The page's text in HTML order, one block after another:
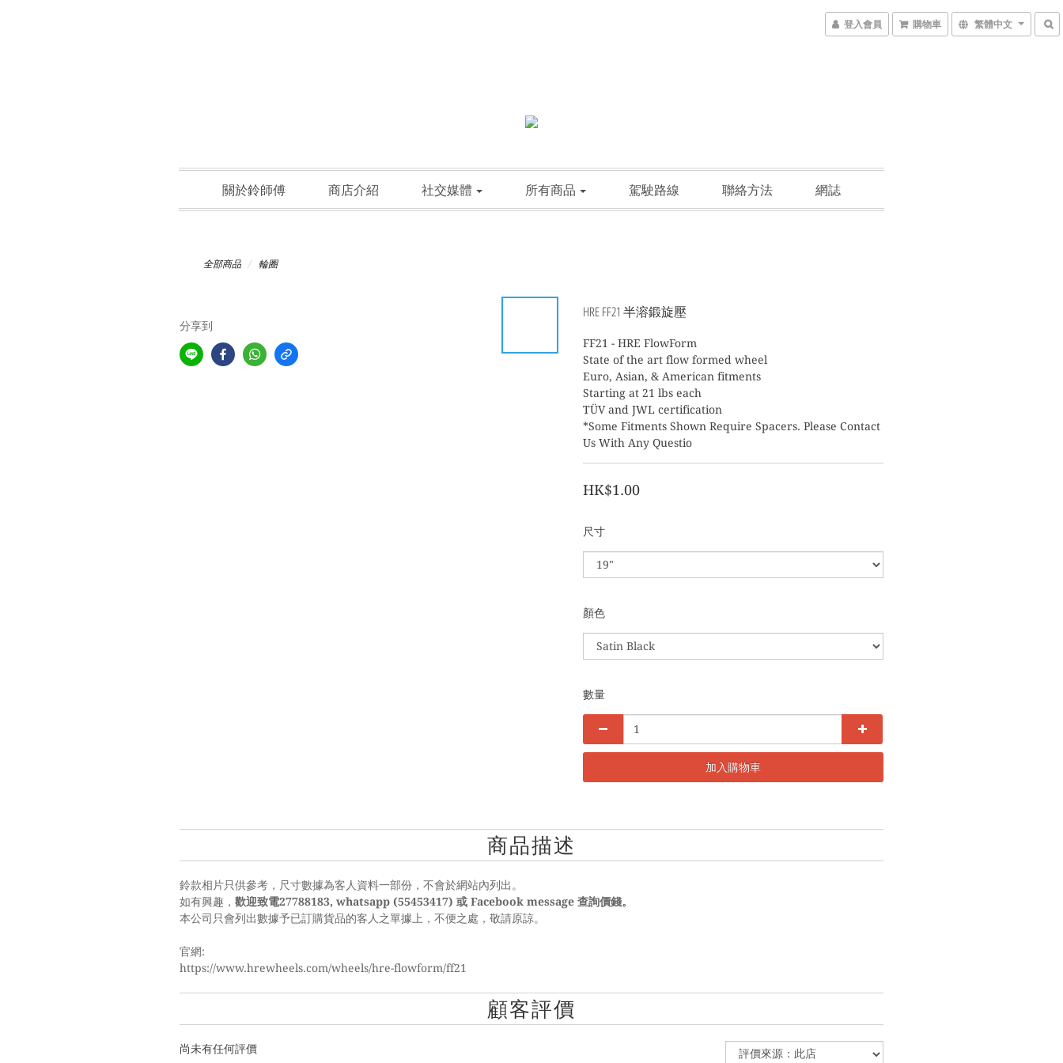
登入會員 購物車 繁體中文
關於鈴師傅 商店介紹 社交媒體 所有商品 駕駛路線 聯絡方法 網誌
全部商品 輪圈
分享到
HRE FF21 半溶鍛旋壓
FF21 - HRE FlowForm
State of the art flow formed wheel
Euro, Asian, & American fitments
Starting at 21 lbs each
TÜV and JWL certification
*Some Fitments Shown Require Spacers. Please Contact
Us With Any Questio
HK$1.00
尺寸
顏色
數量
加入購物車
商品描述
鈴款相片只供參考，尺寸數據為客人資料一部份，不會於網站內列出。
如有興趣， 歡迎致電27788183, whatsapp (55453417) 或 Facebook message 查詢價錢。
本公司只會列出數據予已訂購貨品的客人之單據上，不便之處，敬請原諒。
官網:
https://www.hrewheels.com/wheels/hre-flowform/ff21
顧客評價
尚未有任何評價